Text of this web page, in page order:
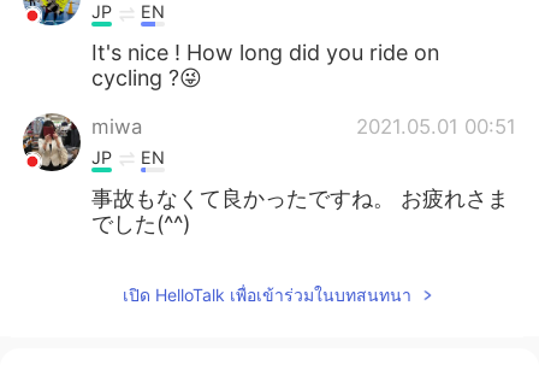
JP EN
It's nice ! How long did you ride on
cycling ?😜
miwa 2021.05.01 00:51
JP EN
事故もなくて良かったですね。 お疲れさま
でした(^^)
เปิด HelloTalk เพื่อเข้าร่วมในบทสนทนา